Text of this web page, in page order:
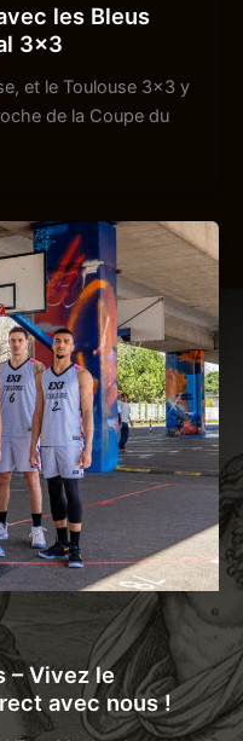
les Bleus
3×3
et le Toulouse 3×3 y
de la Coupe du
– Vivez le
avec nous !